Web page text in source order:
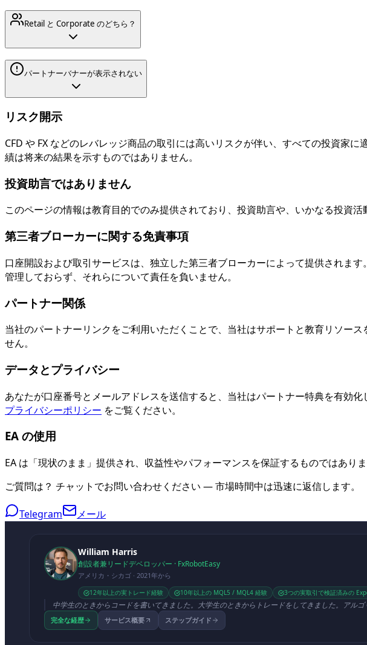
Retail と Corporate のどちら？
パートナーバナーが表示されない
リスク開示
CFD や FX などのレバレッジ商品の取引には高いリスクが伴い、すべての投資家
績は将来の結果を示すものではありません。
投資助言ではありません
このページの情報は教育目的でのみ提供されており、投資助言や、いかなる投資活
第三者ブローカーに関する免責事項
口座開設および取引サービスは、独立した第三者ブローカーによって提供されま
管理しておらず、それらについて責任を負いません。
パートナー関係
当社のパートナーリンクをご利用いただくことで、当社はサポートと教育リソー
せん。
データとプライバシー
あなたが口座番号とメールアドレスを送信すると、当社はパートナー特典を有効
プライバシーポリシー をご覧ください。
EA の使用
EA は「現状のまま」提供され、収益性やパフォーマンスを保証するものではあり
ご質問は？ チャットでお問い合わせください — 市場時間中は迅速に返信します。
Telegram メール
William Harris
創設者兼リードデベロッパー · FxRobotEasy
アメリカ・シカゴ · 2021年から
12年以上の実トレード経験 10年以上の MQL5 / MQL4 経験 3つの実取引で検証済みの
中学生のときからコードを書いてきました。大学生のときからトレードをしてきました。アル
完全な経歴 サービス概要 ステップガイド